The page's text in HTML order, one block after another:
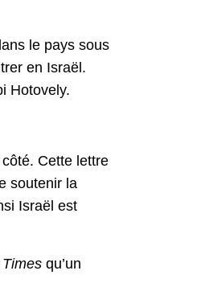
le pays sous
en Israël.
Hotovely.
Cette lettre
soutenir la
Israël est
qu’un